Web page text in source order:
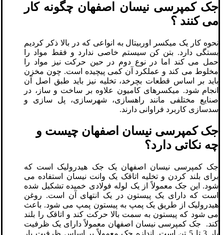
جک کمپرسی نیسان اصفهان چگونه کار
می کنند ؟
نحوه کار یک میکسر اوربیتال به انواعی که در بالا ذکر کردیم
بستگی دارد. بتن کن سیستم خاصی ندارد و فقط مواد را
حمل می کند اما در نوع دوم در حین حرکت نیز مواد را
مخلوط می کند و عملکرد آن کمی پیچیده است. چون مخزن
باید بر اساس قطعات بچرخد، تخلیه نیز باید طبق اصل آن
انجام شود. میکسرهای کامیون علاوه بر ساخت و ساز، در
صنایع مختلفی مانند راهسازی، شهرسازی، پل سازی و
سدسازی کاربرد فراوانی دارند.
جک کمپرسی نیسان اصفهان چیست و
چه نکاتی دارد؟
جک کمپرسی نیسان اصفهان یک جک هیدرولیک است که
برای بلند کردن و تخلیه اتاقک یک وانت نیسان استفاده می
شود. این جک معمولاً از یک لوله فولادی خمیده تشکیل شده
است که دارای یک پیستون در یک انتهای آن است. روغن
هیدرولیک از طریق یک پمپ به پیستون پمپ می شود. باعث
می شود که پیستون به سمت بالا حرکت کند و اتاقک را بلند
کند. جک کمپرسی نیسان اصفهان معمولاً دارای یک ظرفیت